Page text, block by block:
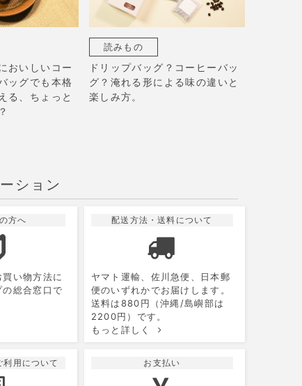
おいしいコー
ッグでも本格
る、ちょっと
読みもの
ドリップバッグ？コーヒーバッ
グ？淹れる形による味の違いと
楽しみ方。
2026.11
月 金
1 2
3
8 9
10
15 16
20 23
24
ション
方へ
い物方法に
総合窓口で
配送方法・送料について
ヤマト運輸、佐川急便、日本郵
便のいずれかでお届けします。
送料は880円（沖縄/島嶼部は
2200円）です。
もっと詳しく
利用について お支払い